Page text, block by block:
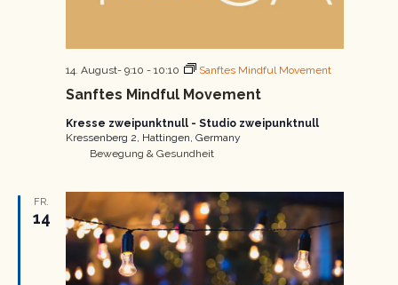
Sanftes Mindful Movement
14. August- 9:10 - 10:10 Sanftes Mindful Movement
Kresse zweipunktnull - Studio zweipunktnull
Kressenberg 2, Hattingen, Germany
Bewegung & Gesundheit
FR.
14